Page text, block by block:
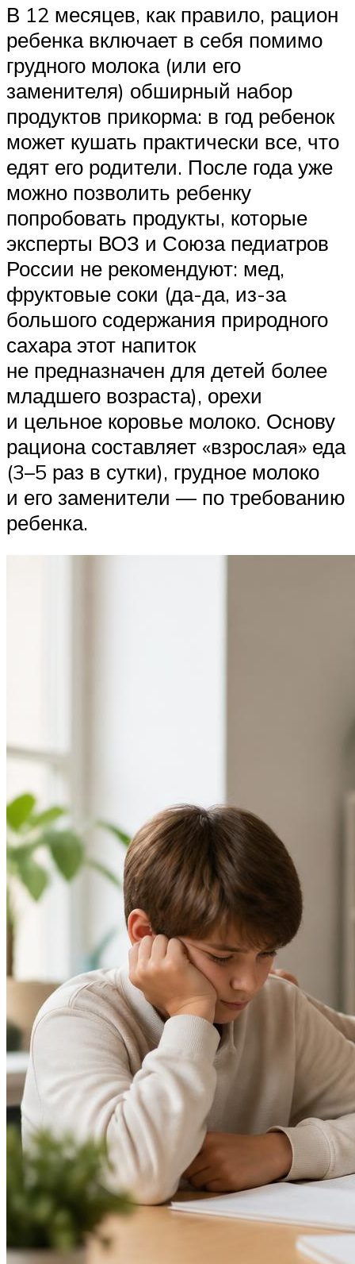
В 12 месяцев, как правило, рацион
ребенка включает в себя помимо
грудного молока (или его
заменителя) обширный набор
продуктов прикорма: в год ребенок
может кушать практически все, что
едят его родители. После года уже
можно позволить ребенку
попробовать продукты, которые
эксперты ВОЗ и Союза педиатров
России не рекомендуют: мед,
фруктовые соки (да-да, из-за
большого содержания природного
сахара этот напиток
не предназначен для детей более
младшего возраста), орехи
и цельное коровье молоко. Основу
рациона составляет «взрослая» еда
(3–5 раз в сутки), грудное молоко
и его заменители — по требованию
ребенка.